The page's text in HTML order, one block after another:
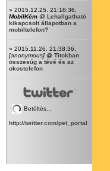
» 2015.12.25. 21:18:36,
MobilKém @ Lehallgatható
kikapcsolt állapotban a
mobiltelefon?
» 2015.11.26. 21:38:36,
[anonymous] @ Titokban
összesúg a tévé és az
okostelefon
Betöltés...
http://twitter.com/pet_portal